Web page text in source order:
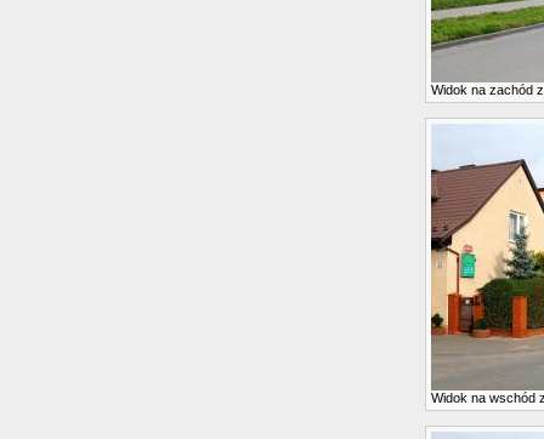
Widok na zachód
Widok na wschód